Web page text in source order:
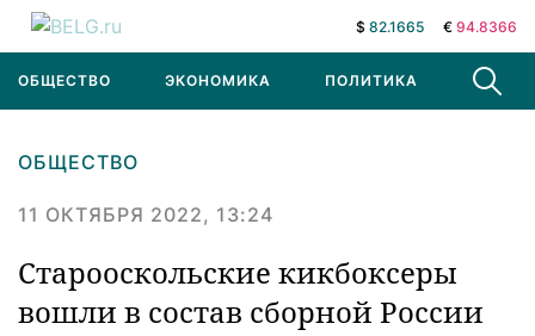
$ 82.1665 € 94.8366
ОБЩЕСТВО ЭКОНОМИКА ПОЛИТИКА В МИРЕ
ОБЩЕСТВО
11 ОКТЯБРЯ 2022, 13:24
Старооскольские кикбоксеры
вошли в состав сборной России